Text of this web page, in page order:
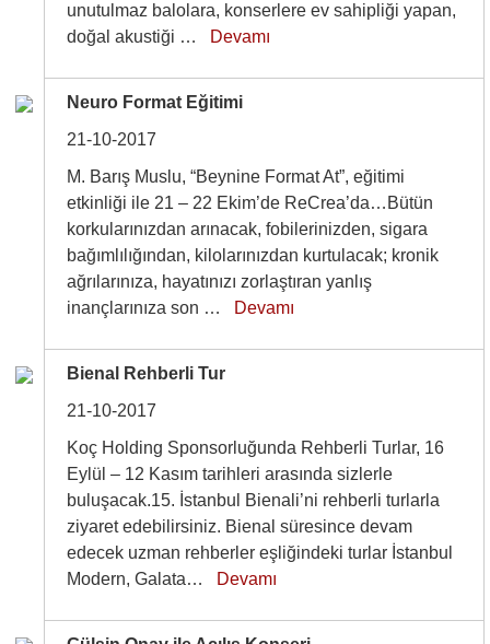
unutulmaz balolara, konserlere ev sahipliği yapan,
doğal akustiği … Devamı
Neuro Format Eğitimi
21-10-2017
M. Barış Muslu, “Beynine Format At”, eğitimi
etkinliği ile 21 – 22 Ekim’de ReCrea’da…Bütün
korkularınızdan arınacak, fobilerinizden, sigara
bağımlılığından, kilolarınızdan kurtulacak; kronik
ağrılarınıza, hayatınızı zorlaştıran yanlış
inançlarınıza son … Devamı
Bienal Rehberli Tur
21-10-2017
Koç Holding Sponsorluğunda Rehberli Turlar, 16
Eylül – 12 Kasım tarihleri arasında sizlerle
buluşacak.15. İstanbul Bienali’ni rehberli turlarla
ziyaret edebilirsiniz. Bienal süresince devam
edecek uzman rehberler eşliğindeki turlar İstanbul
Modern, Galata… Devamı